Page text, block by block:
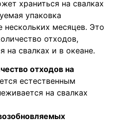
храниться на свалках
упаковка
нескольких месяцев. Это
отходов,
на свалках и в океане.
отходов на
естественным
на свалках